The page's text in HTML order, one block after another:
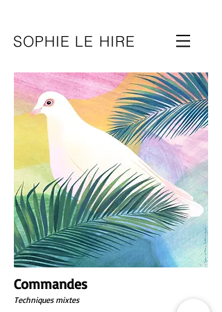
SOPHIE LE HIRE
Commandes
Techniques mixtes